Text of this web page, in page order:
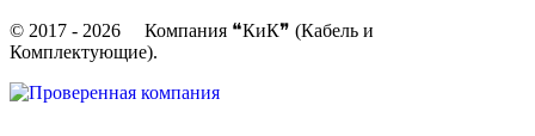
© 2017 - 2026 Компания ❝КиК❞ (Кабель и
Комплектующие).